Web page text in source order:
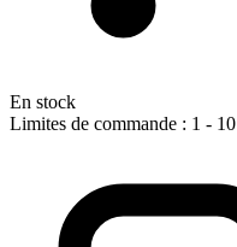
En stock
Limites de commande : 1 - 10